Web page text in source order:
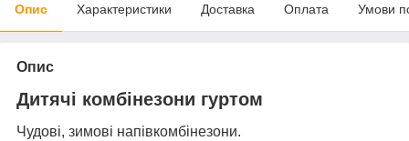
Опис Характеристики Доставка Оплата Умови
Опис
Дитячі комбінезони гуртом
Чудові, зимові напівкомбінезони.